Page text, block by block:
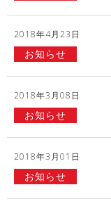
2018年4月23日
お知らせ
2018年3月08日
お知らせ
2018年3月01日
お知らせ